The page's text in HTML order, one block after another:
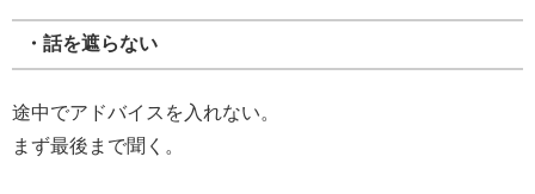
・話を遮らない
途中でアドバイスを入れない。
まず最後まで聞く。